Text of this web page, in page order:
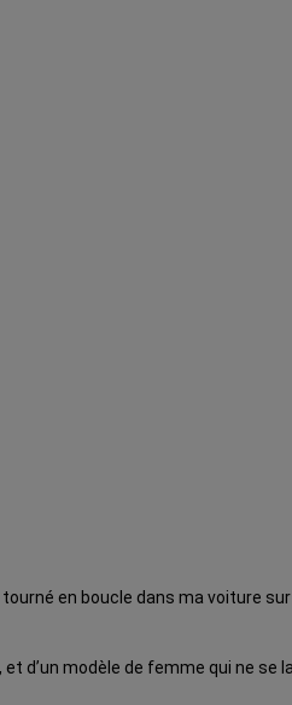
en boucle dans ma voiture
d’un modèle de femme qui ne se